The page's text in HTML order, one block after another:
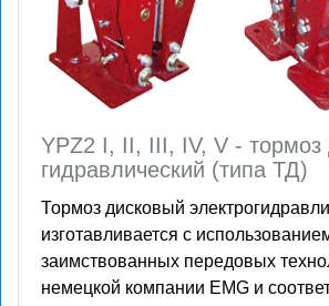
YPZ2 I, II, III, IV, V - тормоз
гидравлический (типа ТД)
Тормоз дисковый
изготавливается с
заимствованных передовых
немецкой компании EMG и